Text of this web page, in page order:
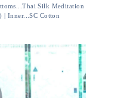
Silk Meditation
| Inner...SC Cotton